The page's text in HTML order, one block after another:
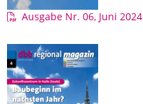
Ausgabe Nr. 06, Juni 2024